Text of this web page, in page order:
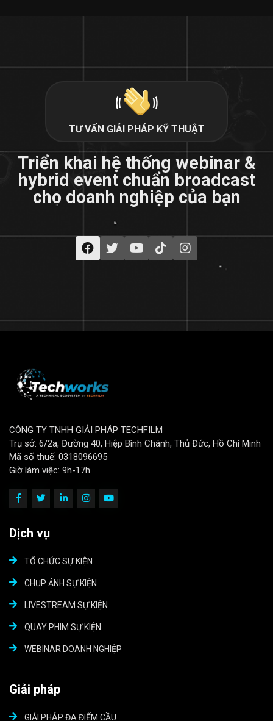
TƯ VẤN GIẢI PHÁP KỸ THUẬT
Triển khai hệ thống webinar &
hybrid event chuẩn broadcast
cho doanh nghiệp của bạn
CÔNG TY TNHH GIẢI PHÁP TECHFILM
Trụ sở: 6/2a, Đường 40, Hiệp Bình Chánh, Thủ Đức, Hồ Chí Minh
Mã số thuế: 0318096695
Giờ làm việc: 9h-17h
Dịch vụ
TỔ CHỨC SỰ KIỆN
CHỤP ẢNH SỰ KIỆN
LIVESTREAM SỰ KIỆN
QUAY PHIM SỰ KIỆN
WEBINAR DOANH NGHIỆP
Giải pháp
GIẢI PHÁP ĐA ĐIỂM CẦU